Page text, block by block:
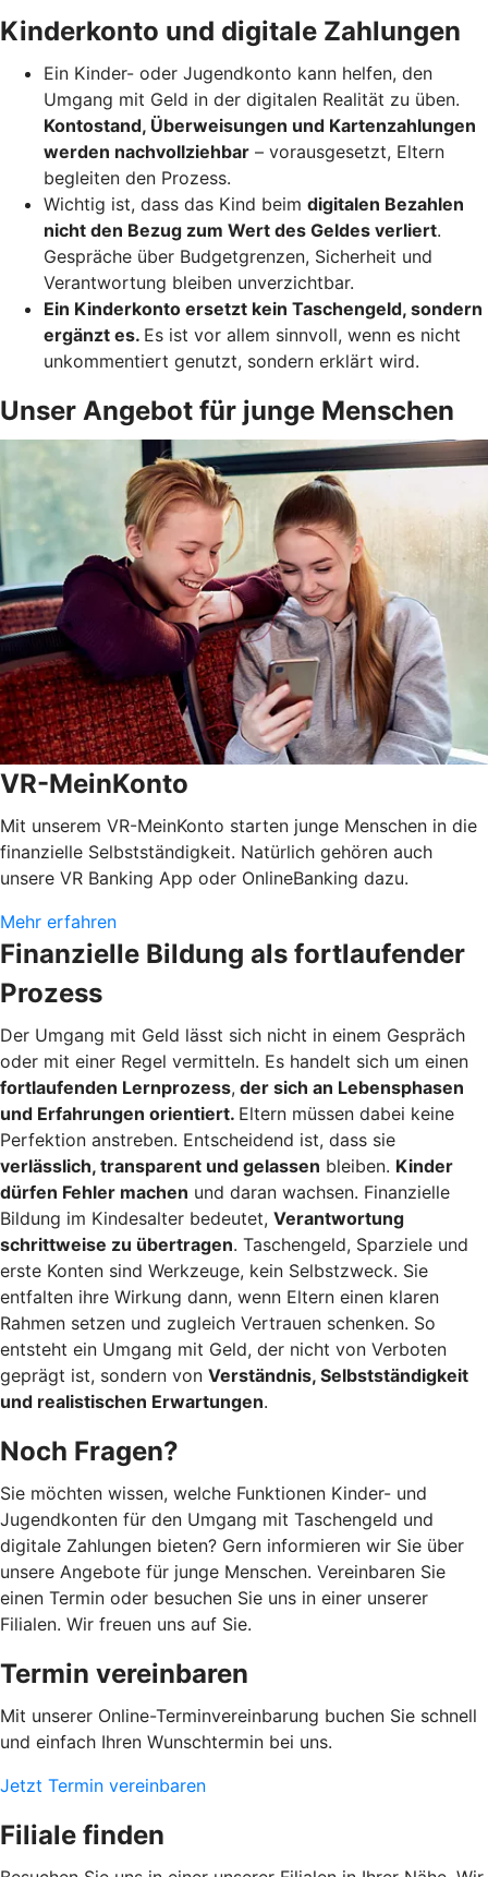
Kinderkonto und digitale Zahlungen
Ein Kinder- oder Jugendkonto kann helfen, den
Umgang mit Geld in der digitalen Realität zu üben.
Kontostand, Überweisungen und Kartenzahlungen
werden nachvollziehbar – vorausgesetzt, Eltern
begleiten den Prozess.
Wichtig ist, dass das Kind beim digitalen Bezahlen
nicht den Bezug zum Wert des Geldes verliert.
Gespräche über Budgetgrenzen, Sicherheit und
Verantwortung bleiben unverzichtbar.
Ein Kinderkonto ersetzt kein Taschengeld, sondern
ergänzt es. Es ist vor allem sinnvoll, wenn es nicht
unkommentiert genutzt, sondern erklärt wird.
Unser Angebot für junge Menschen
VR-MeinKonto
Mit unserem VR-MeinKonto starten junge Menschen in die
finanzielle Selbstständigkeit. Natürlich gehören auch
unsere VR Banking App oder OnlineBanking dazu.
Mehr erfahren
Finanzielle Bildung als fortlaufender
Prozess
Der Umgang mit Geld lässt sich nicht in einem Gespräch
oder mit einer Regel vermitteln. Es handelt sich um einen
fortlaufenden Lernprozess, der sich an Lebensphasen
und Erfahrungen orientiert. Eltern müssen dabei keine
Perfektion anstreben. Entscheidend ist, dass sie
verlässlich, transparent und gelassen bleiben. Kinder
dürfen Fehler machen und daran wachsen. Finanzielle
Bildung im Kindesalter bedeutet, Verantwortung
schrittweise zu übertragen. Taschengeld, Sparziele und
erste Konten sind Werkzeuge, kein Selbstzweck. Sie
entfalten ihre Wirkung dann, wenn Eltern einen klaren
Rahmen setzen und zugleich Vertrauen schenken. So
entsteht ein Umgang mit Geld, der nicht von Verboten
geprägt ist, sondern von Verständnis, Selbstständigkeit
und realistischen Erwartungen.
Noch Fragen?
Sie möchten wissen, welche Funktionen Kinder- und
Jugendkonten für den Umgang mit Taschengeld und
digitale Zahlungen bieten? Gern informieren wir Sie über
unsere Angebote für junge Menschen. Vereinbaren Sie
einen Termin oder besuchen Sie uns in einer unserer
Filialen. Wir freuen uns auf Sie.
Termin vereinbaren
Mit unserer Online-Terminvereinbarung buchen Sie schnell
und einfach Ihren Wunschtermin bei uns.
Jetzt Termin vereinbaren
Filiale finden